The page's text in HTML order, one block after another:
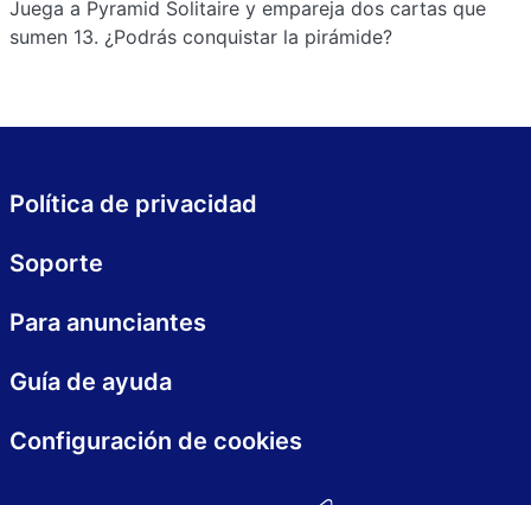
Juega a Pyramid Solitaire y empareja dos cartas que
sumen 13. ¿Podrás conquistar la pirámide?
Política de privacidad
Soporte
Para anunciantes
Guía de ayuda
Configuración de cookies